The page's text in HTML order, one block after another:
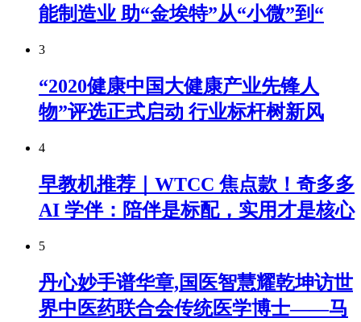
能制造业 助“金埃特”从“小微”到“
3
“2020健康中国大健康产业先锋人
物”评选正式启动 行业标杆树新风
4
早教机推荐｜WTCC 焦点款！奇多多
AI 学伴：陪伴是标配，实用才是核心
5
丹心妙手谱华章,国医智慧耀乾坤访世
界中医药联合会传统医学博士——马